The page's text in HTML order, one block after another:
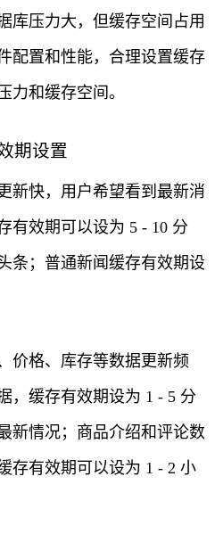
库压力大，但缓存空间占用
配置和性能，合理设置缓存
力和缓存空间。
期设置
新快，用户希望看到最新消
有效期可以设为 5 - 10 分
条；普通新闻缓存有效期设
价格、库存等数据更新频
，缓存有效期设为 1 - 5 分
新情况；商品介绍和评论数
存有效期可以设为 1 - 2 小